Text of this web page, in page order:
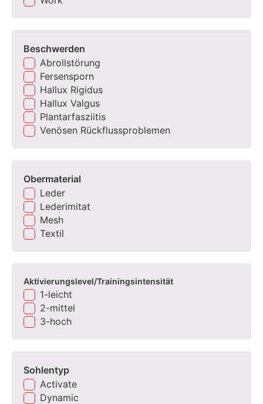
Beschwerden
Abrollstörung
Fersensporn
Hallux Rigidus
Hallux Valgus
Plantarfasziitis
Venösen Rückflussproblemen
Obermaterial
Leder
Lederimitat
Mesh
Textil
Aktivierungslevel/Trainingsintensität
1-leicht
2-mittel
3-hoch
Sohlentyp
Activate
Dynamic